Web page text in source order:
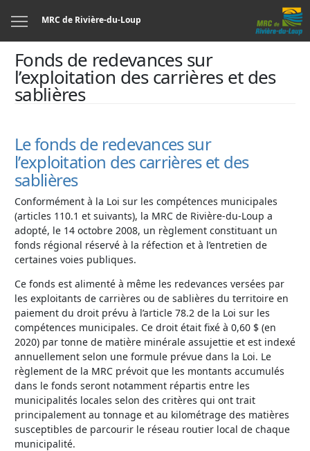
MRC de Rivière-du-Loup
Fonds de redevances sur
l’exploitation des carrières et des
sablières
Le fonds de redevances sur
l’exploitation des carrières et des
sablières
Conformément à la Loi sur les compétences municipales
(articles 110.1 et suivants), la MRC de Rivière-du-Loup a
adopté, le 14 octobre 2008, un règlement constituant un
fonds régional réservé à la réfection et à l’entretien de
certaines voies publiques.
Ce fonds est alimenté à même les redevances versées par
les exploitants de carrières ou de sablières du territoire en
paiement du droit prévu à l’article 78.2 de la Loi sur les
compétences municipales. Ce droit était fixé à 0,60 $ (en
2020) par tonne de matière minérale assujettie et est indexé
annuellement selon une formule prévue dans la Loi. Le
règlement de la MRC prévoit que les montants accumulés
dans le fonds seront notamment répartis entre les
municipalités locales selon des critères qui ont trait
principalement au tonnage et au kilométrage des matières
susceptibles de parcourir le réseau routier local de chaque
municipalité.